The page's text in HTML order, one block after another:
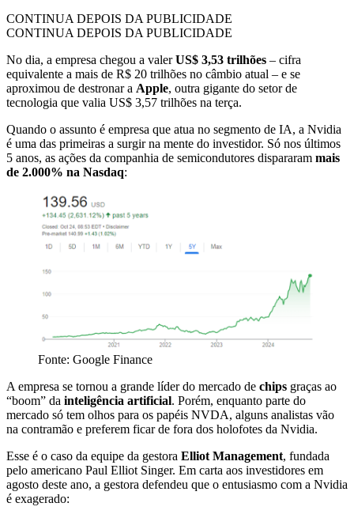
CONTINUA DEPOIS DA PUBLICIDADE
CONTINUA DEPOIS DA PUBLICIDADE
No dia, a empresa chegou a valerUS$ 3,53 trilhões – cifra
equivalente a mais de R$ 20 trilhões no câmbio atual – e se
aproximou de destronar a Apple, outra gigante do setor de
tecnologia que valia US$ 3,57 trilhões na terça.
Quando o assunto é empresa que atua no segmento de IA, a Nvidia
é uma das primeiras a surgir na mente do investidor. Só nos últimos
5 anos, as ações da companhia de semicondutores dispararam mais
de 2.000% na Nasdaq:
Fonte: Google Finance
A empresa se tornou a grande líder do mercado de chips graças ao
“boom” da inteligência artificial. Porém, enquanto parte do
mercado só tem olhos para os papéis NVDA, alguns analistas vão
na contramão e preferem ficar de fora dos holofotes da Nvidia.
Esse é o caso da equipe da gestora Elliot Management, fundada
pelo americano Paul Elliot Singer. Em carta aos investidores em
agosto deste ano, a gestora defendeu que o entusiasmo com a Nvidia
é exagerado: